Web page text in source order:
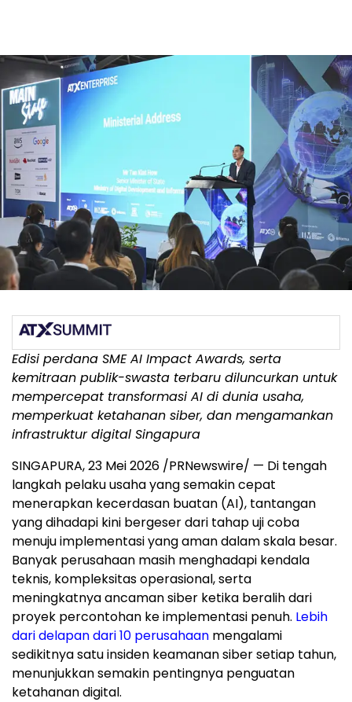
Edisi perdana SME AI Impact Awards, serta
kemitraan publik-swasta terbaru diluncurkan untuk
mempercepat transformasi AI di dunia usaha,
memperkuat ketahanan siber, dan mengamankan
infrastruktur digital Singapura
SINGAPURA, 23 Mei 2026 /PRNewswire/ — Di tengah
langkah pelaku usaha yang semakin cepat
menerapkan kecerdasan buatan (AI), tantangan
yang dihadapi kini bergeser dari tahap uji coba
menuju implementasi yang aman dalam skala besar.
Banyak perusahaan masih menghadapi kendala
teknis, kompleksitas operasional, serta
meningkatnya ancaman siber ketika beralih dari
proyek percontohan ke implementasi penuh. Lebih
dari delapan dari 10 perusahaan mengalami
sedikitnya satu insiden keamanan siber setiap tahun,
menunjukkan semakin pentingnya penguatan
ketahanan digital.